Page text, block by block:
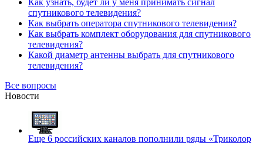
Как узнать, будет ли у меня принимать сигнал
спутникового телевидения?
Как выбрать оператора спутникового телевидения?
Как выбрать комплект оборудования для спутникового
телевидения?
Какой диаметр антенны выбрать для спутникового
телевидения?
Все вопросы
Новости
Еще 6 российских каналов пополнили ряды «Триколор